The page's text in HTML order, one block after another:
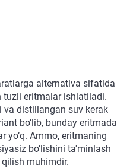
alternativa sifatida
tuzli eritmalar ishlatiladi.
distillangan suv kerak
bo‘lib, bunday eritmada
yo‘q. Ammo, eritmaning
bo‘lishini ta'minlash
qilish muhimdir.